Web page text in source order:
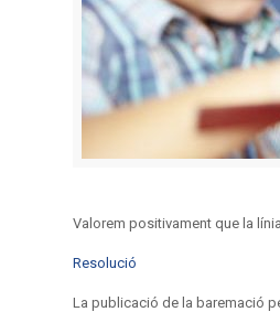
Valorem positivament que la
Resolució
La publicació de la baremació